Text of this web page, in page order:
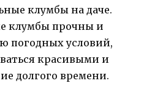
клумбы на даче.
клумбы прочны и
погодных условий,
красивыми и
долгого времени.